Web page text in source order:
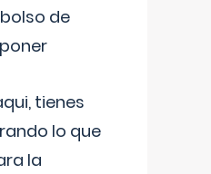
de
tienes
lo que
la